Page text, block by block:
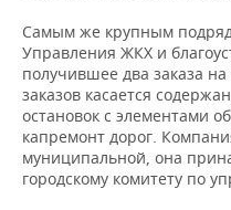
Самым же крупным
Управления ЖКХ и
получившее два заказа
заказов касается
остановок с элементами
капремонт дорог.
муниципальной, она
городскому комитету по